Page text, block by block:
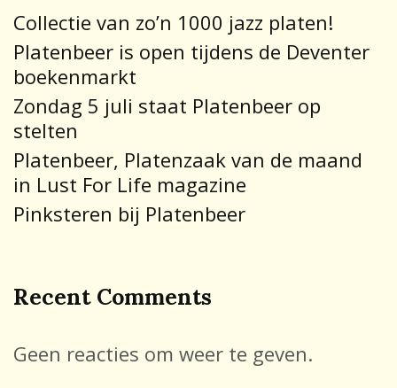
Collectie van zo’n 1000 jazz platen!
Platenbeer is open tijdens de Deventer
boekenmarkt
Zondag 5 juli staat Platenbeer op
stelten
Platenbeer, Platenzaak van de maand
in Lust For Life magazine
Pinksteren bij Platenbeer
Recent Comments
Geen reacties om weer te geven.